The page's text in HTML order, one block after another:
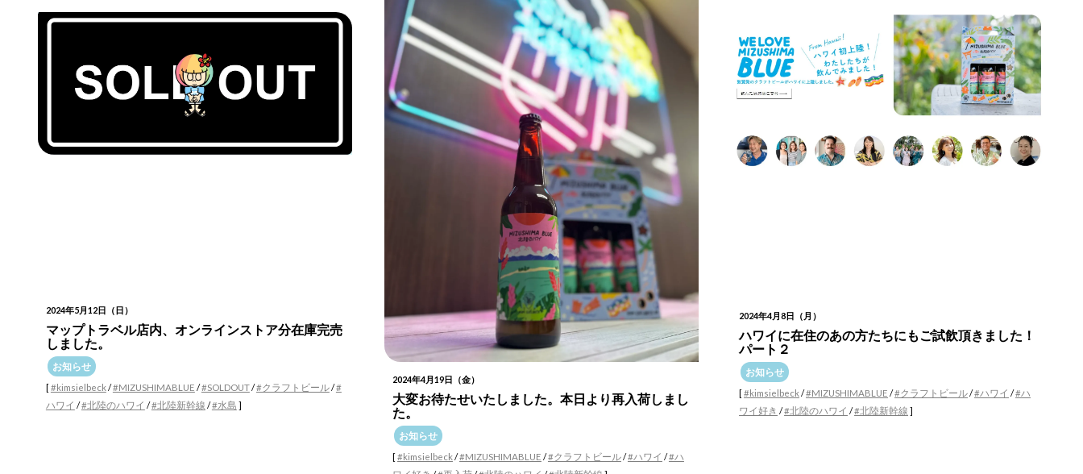
2024年5月12日（日）
マップトラベル店内、オンラインストア分在庫完売
しました。
お知らせ
[#kimsielbeck/#MIZUSHIMABLUE /#SOLDOUT/#クラフトビール/#
ハワイ /#北陸のハワイ /#北陸新幹線 /#水島 ]
2024年4月19日（金）
大変お待たせいたしました。本日より再入荷しまし
た。
お知らせ
[#kimsielbeck/#MIZUSHIMABLUE /#クラフトビール/#ハワイ /#ハ
2024年4月8日（月）
ハワイに在住のあの方たちにもご試飲頂きました！
パート２
お知らせ
[#kimsielbeck/#MIZUSHIMABLUE /#クラフトビール/#ハワイ /#ハ
ワイ好き /#北陸のハワイ /#北陸新幹線 ]